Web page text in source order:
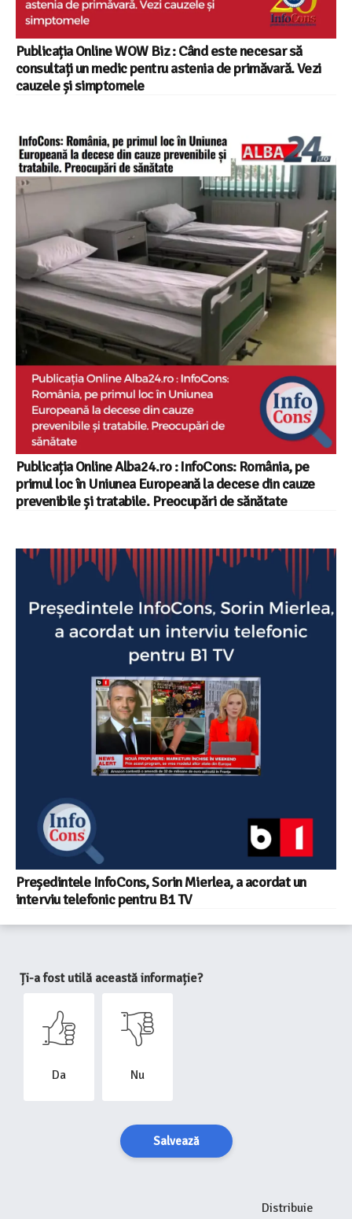
Publicația Online WOW Biz : Când este necesar să
consultați un medic pentru astenia de primăvară. Vezi
cauzele și simptomele
Publicația Online Alba24.ro : InfoCons: România, pe
primul loc în Uniunea Europeană la decese din cauze
prevenibile și tratabile. Preocupări de sănătate
Președintele InfoCons, Sorin Mierlea, a acordat un
interviu telefonic pentru B1 TV
Ți-a fost utilă această informație?
Da Nu
Salvează
Distribuie